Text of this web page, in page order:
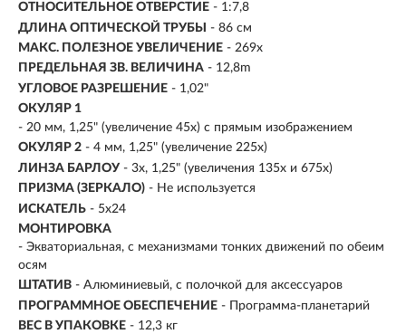
ОТНОСИТЕЛЬНОЕ ОТВЕРСТИЕ - 1:7,8
ДЛИНА ОПТИЧЕСКОЙ ТРУБЫ
- 86 см
МАКС. ПОЛЕЗНОЕ УВЕЛИЧЕНИЕ - 269х
ПРЕДЕЛЬНАЯ ЗВ. ВЕЛИЧИНА - 12,8m
УГЛОВОЕ РАЗРЕШЕНИЕ - 1,02"
ОКУЛЯР 1
- 20 мм, 1,25" (увеличение 45х) с прямым изображением
ОКУЛЯР 2 - 4 мм, 1,25" (увеличение 225х)
ЛИНЗА БАРЛОУ - 3х, 1,25" (увеличения 135х и 675х)
ПРИЗМА (ЗЕРКАЛО) - Не используется
ИСКАТЕЛЬ - 5х24
МОНТИРОВКА
- Экваториальная, с механизмами тонких движений по обеим
осям
ШТАТИВ - Алюминиевый, с полочкой для аксессуаров
ПРОГРАММНОЕ ОБЕСПЕЧЕНИЕ - Программа-планетарий
ВЕС В УПАКОВКЕ - 12,3 кг